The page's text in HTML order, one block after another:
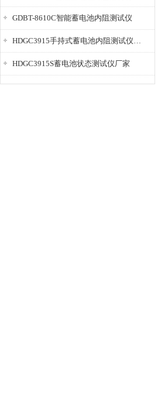
GDBT-8610C智能蓄电池内阻测试仪
HDGC3915手持式蓄电池内阻测试仪厂家
HDGC3915S蓄电池状态测试仪厂家